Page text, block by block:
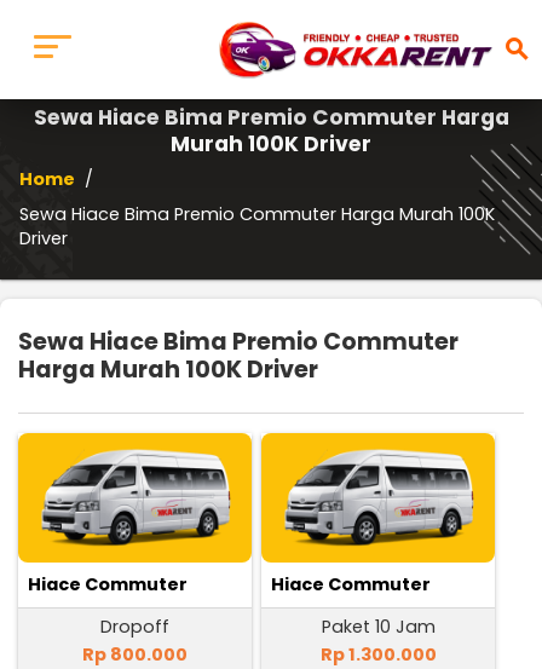
search
Sewa Hiace Bima Premio Commuter Harga
Murah 100K Driver
Home /
Sewa Hiace Bima Premio Commuter Harga Murah 100K
Driver
Sewa Hiace Bima Premio Commuter
Harga Murah 100K Driver
Hiace Commuter
Dropoff
Rp 800.000
Hiace Commuter
Paket 10 Jam
Rp 1.300.000